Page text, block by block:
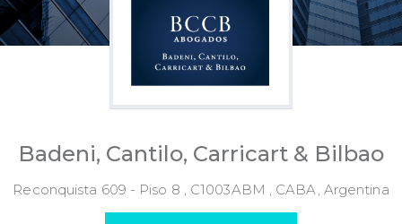
Badeni, Cantilo, Carricart & Bilbao
Reconquista 609 - Piso 8 , C1003ABM , CABA, Argentina